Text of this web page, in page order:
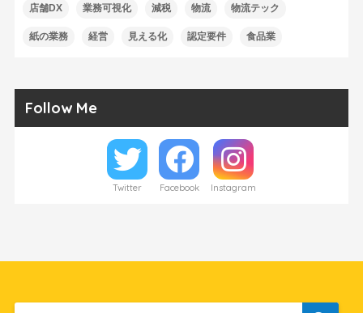
店舗DX 業務可視化 減税 物流 物流テック
紙の業務 経営 見える化 認定要件 食品業
Follow Me
Twitter Facebook Instagram